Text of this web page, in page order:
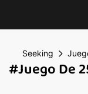
Seeking
#Juego De